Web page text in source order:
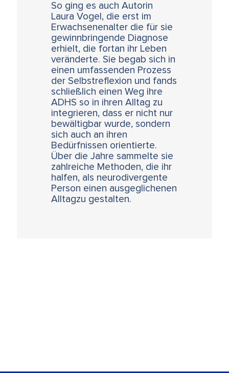
So ging es auch Autorin
Laura Vogel, die erst im
Erwachsenenalter die für sie
gewinnbringende Diagnose
erhielt, die fortan ihr Leben
veränderte. Sie begab sich in
einen umfassenden Prozess
der Selbstreflexion und fands
schließlich einen Weg ihre
ADHS so in ihren Alltag zu
integrieren, dass er nicht nur
bewältigbar wurde, sondern
sich auch an ihren
Bedürfnissen orientierte.
Über die Jahre sammelte sie
zahlreiche Methoden, die ihr
halfen, als neurodivergente
Person einen ausgeglichenen
Alltagzu gestalten.